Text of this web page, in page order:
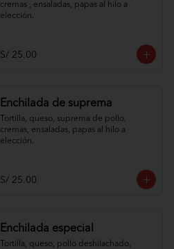
cremas , ensaladas, papas al hilo a
elección.
S/ 25.00
Enchilada de suprema
Tortilla, queso, suprema de pollo,
cremas, ensaladas, papas al hilo a
elección.
S/ 25.00
Enchilada especial
Tortilla, queso, pollo deshilachado,